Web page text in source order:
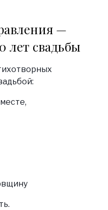
—
лет свадьбы